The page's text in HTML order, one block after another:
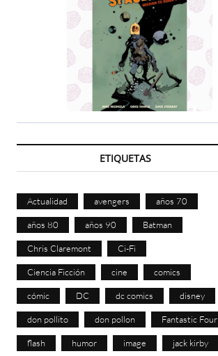
ETIQUETAS
Actualidad avengers años 70
años 80 años 90 Batman
Chris Claremont Ci-Fi
Ciencia Ficción cine comics
cómic DC dc comics disney
don pollito don pollon Fantastic Four
flash humor image jack kirby